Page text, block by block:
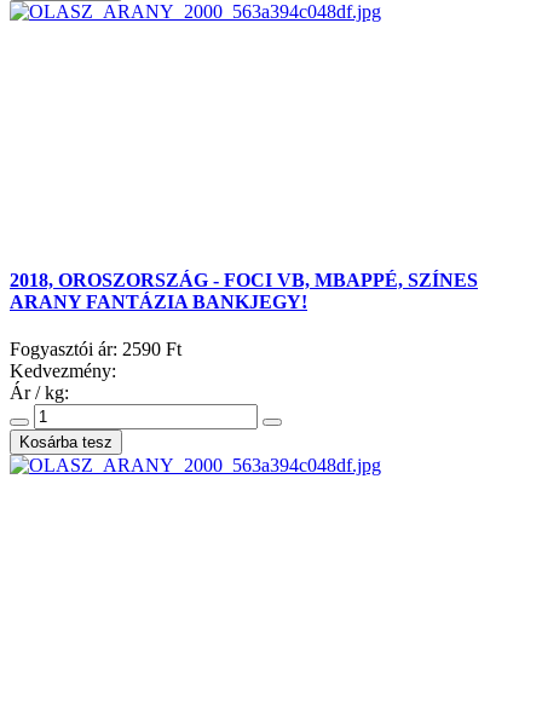
2018, OROSZORSZÁG - FOCI VB, MBAPPÉ, SZÍNES
ARANY FANTÁZIA BANKJEGY!
Fogyasztói ár: 2590 Ft
Kedvezmény:
Ár / kg: